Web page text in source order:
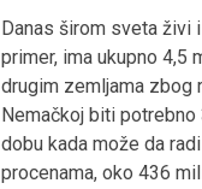
Danas širom sveta živi
primer, ima ukupno 4,5
drugim zemljama zbog
Nemačkoj biti
dobu kada može da
procenama, oko 436